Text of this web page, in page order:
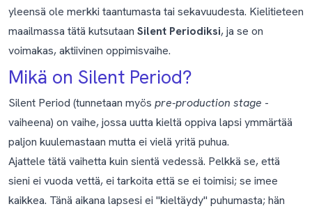
yleensä ole merkki taantumasta tai sekavuudesta. Kielitieteen
maailmassa tätä kutsutaan Silent Periodiksi, ja se on
voimakas, aktiivinen oppimisvaihe.
Mikä on Silent Period?
Silent Period (tunnetaan myös pre-production stage -
vaiheena) on vaihe, jossa uutta kieltä oppiva lapsi ymmärtää
paljon kuulemastaan mutta ei vielä yritä puhua.
Ajattele tätä vaihetta kuin sientä vedessä. Pelkkä se, että
sieni ei vuoda vettä, ei tarkoita että se ei toimisi; se imee
kaikkea. Tänä aikana lapsesi ei "kieltäydy" puhumasta; hän